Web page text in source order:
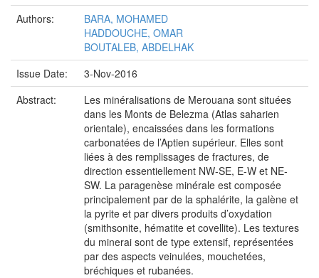
Authors:
BARA, MOHAMED
HADDOUCHE, OMAR
BOUTALEB, ABDELHAK
Issue Date:
3-Nov-2016
Abstract:
Les minéralisations de Merouana sont situées
dans les Monts de Belezma (Atlas saharien
orientale), encaissées dans les formations
carbonatées de l’Aptien supérieur. Elles sont
liées à des remplissages de fractures, de
direction essentiellement NW-SE, E-W et NE-
SW. La paragenèse minérale est composée
principalement par de la sphalérite, la galène et
la pyrite et par divers produits d’oxydation
(smithsonite, hématite et covellite). Les textures
du minerai sont de type extensif, représentées
par des aspects veinulées, mouchetées,
bréchiques et rubanées.